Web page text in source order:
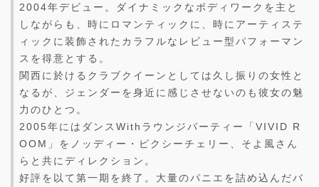
2004年デビュー。ダイナミックなボディワークを主と
しながらも、時にロマンティックに、時にアーティステ
ィックに装飾されたカラフルなレビュー型パフォーマン
スを得意とする。
関西に於けるクラブクイーンとしては久し振りの女性と
なるが、ジェンダーを身近に感じさせないのも彼女の魅
力のひとつ。
2005年にはダンスWithラウンジパーティー「VIVID R
OOM」をノッディー・ピクシーチェリー、そよ風さん
らと共にディレクション。
好評を以て第一期を終了。大量のパニエを詰め込んだバ